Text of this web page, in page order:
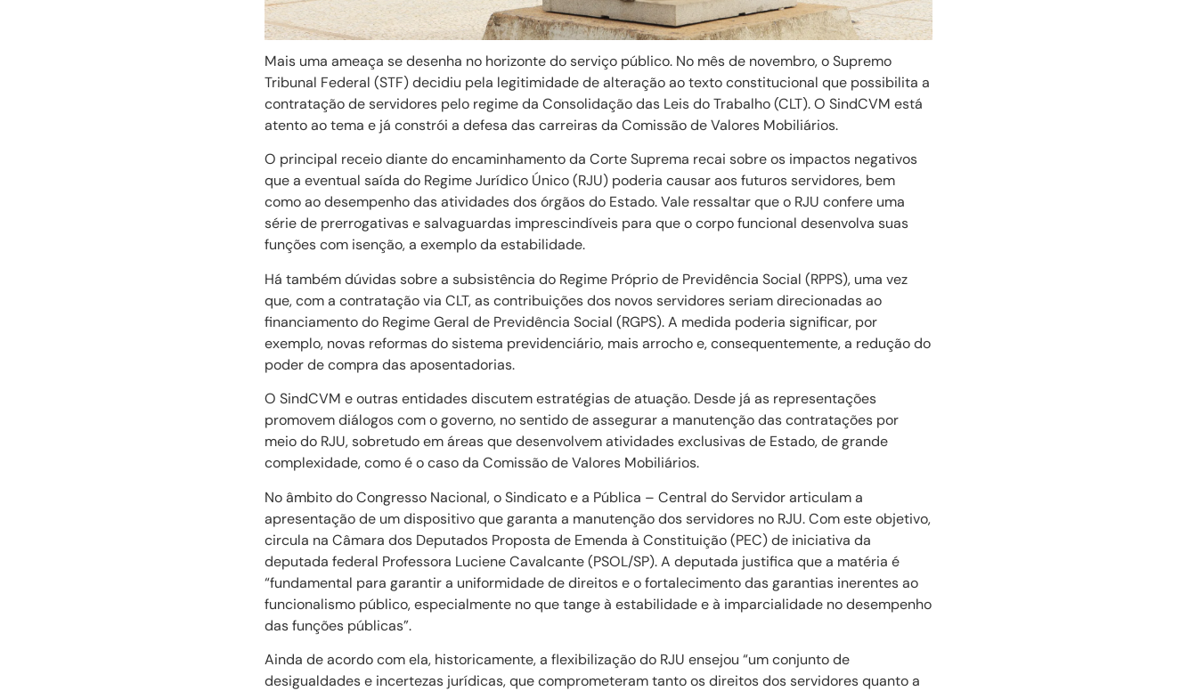
Mais uma ameaça se desenha no horizonte do serviço público. No mês de novembro, o Supremo
Tribunal Federal (STF) decidiu pela legitimidade de alteração ao texto constitucional que possibilita a
contratação de servidores pelo regime da Consolidação das Leis do Trabalho (CLT). O SindCVM está
atento ao tema e já constrói a defesa das carreiras da Comissão de Valores Mobiliários.
O principal receio diante do encaminhamento da Corte Suprema recai sobre os impactos negativos
que a eventual saída do Regime Jurídico Único (RJU) poderia causar aos futuros servidores, bem
como ao desempenho das atividades dos órgãos do Estado. Vale ressaltar que o RJU confere uma
série de prerrogativas e salvaguardas imprescindíveis para que o corpo funcional desenvolva suas
funções com isenção, a exemplo da estabilidade.
Há também dúvidas sobre a subsistência do Regime Próprio de Previdência Social (RPPS), uma vez
que, com a contratação via CLT, as contribuições dos novos servidores seriam direcionadas ao
financiamento do Regime Geral de Previdência Social (RGPS). A medida poderia significar, por
exemplo, novas reformas do sistema previdenciário, mais arrocho e, consequentemente, a redução do
poder de compra das aposentadorias.
O SindCVM e outras entidades discutem estratégias de atuação. Desde já as representações
promovem diálogos com o governo, no sentido de assegurar a manutenção das contratações por
meio do RJU, sobretudo em áreas que desenvolvem atividades exclusivas de Estado, de grande
complexidade, como é o caso da Comissão de Valores Mobiliários.
No âmbito do Congresso Nacional, o Sindicato e a Pública – Central do Servidor articulam a
apresentação de um dispositivo que garanta a manutenção dos servidores no RJU. Com este objetivo,
circula na Câmara dos Deputados Proposta de Emenda à Constituição (PEC) de iniciativa da
deputada federal Professora Luciene Cavalcante (PSOL/SP). A deputada justifica que a matéria é
“fundamental para garantir a uniformidade de direitos e o fortalecimento das garantias inerentes ao
funcionalismo público, especialmente no que tange à estabilidade e à imparcialidade no desempenho
das funções públicas”.
Ainda de acordo com ela, historicamente, a flexibilização do RJU ensejou “um conjunto de
desigualdades e incertezas jurídicas, que comprometeram tanto os direitos dos servidores quanto a